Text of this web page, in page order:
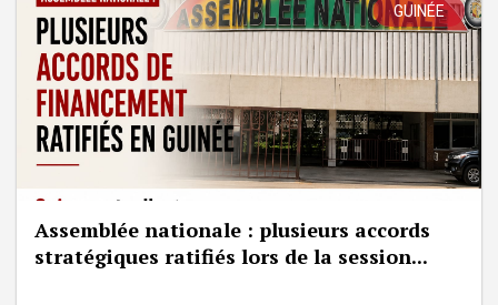
GUINÉE
Assemblée nationale : plusieurs accords
stratégiques ratifiés lors de la session...